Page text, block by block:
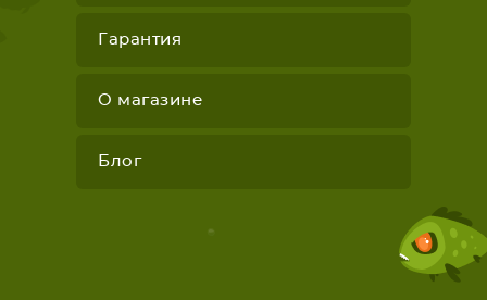
Гарантия
О магазине
Блог